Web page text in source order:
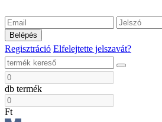
Belépés
Regisztráció Elfelejtette jelszavát?
db termék
Ft